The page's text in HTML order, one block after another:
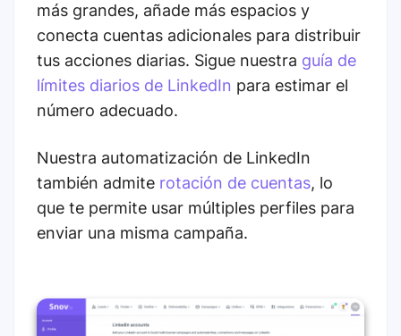
más grandes, añade más espacios y
conecta cuentas adicionales para distribuir
tus acciones diarias. Sigue nuestra guía de
límites diarios de LinkedIn para estimar el
número adecuado.
Nuestra automatización de LinkedIn
también admite rotación de cuentas, lo
que te permite usar múltiples perfiles para
enviar una misma campaña.